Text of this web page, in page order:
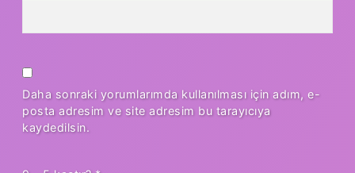
Daha sonraki yorumlarımda kullanılması için adım, e-
posta adresim ve site adresim bu tarayıcıya
kaydedilsin.